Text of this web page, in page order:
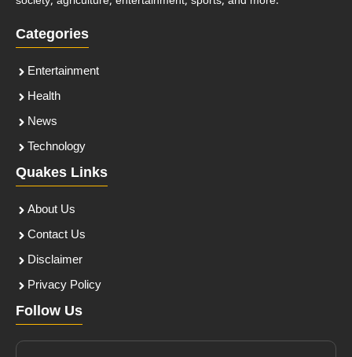
Categories
Entertainment
Health
News
Technology
Quakes Links
About Us
Contact Us
Disclaimer
Privacy Policy
Follow Us